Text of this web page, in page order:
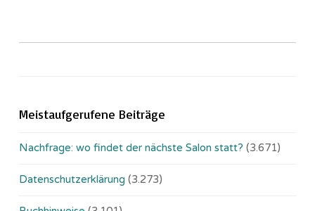
Meistaufgerufene Beiträge
Nachfrage: wo findet der nächste Salon statt? (3.671)
Datenschutzerklärung (3.273)